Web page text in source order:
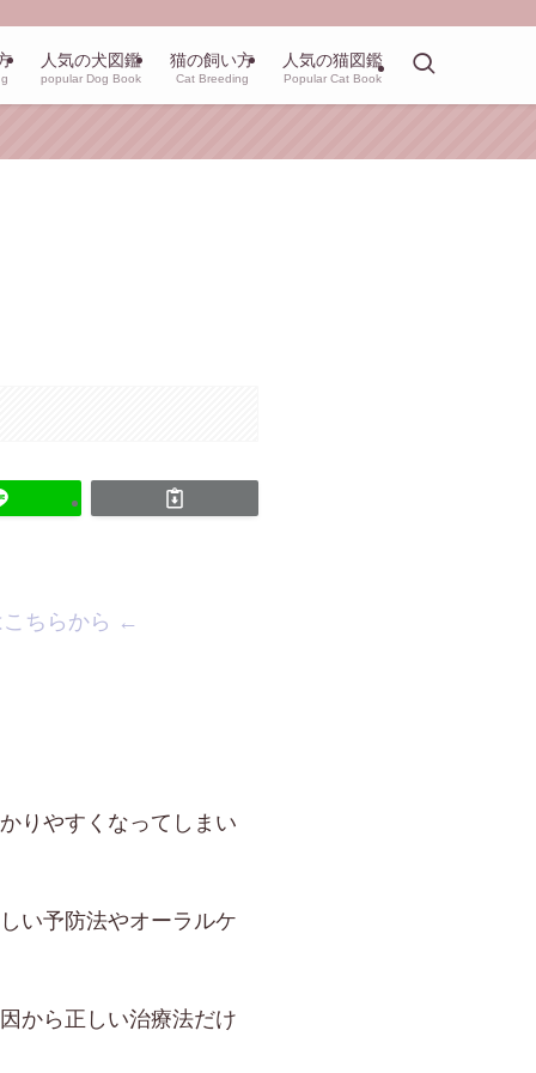
人気の犬図鑑
popular Dog Book
猫の飼い方
Cat Breeding
人気の猫図鑑
Popular Cat Book
ちらから ←
りやすくなってしまい
い予防法やオーラルケ
から正しい治療法だけ